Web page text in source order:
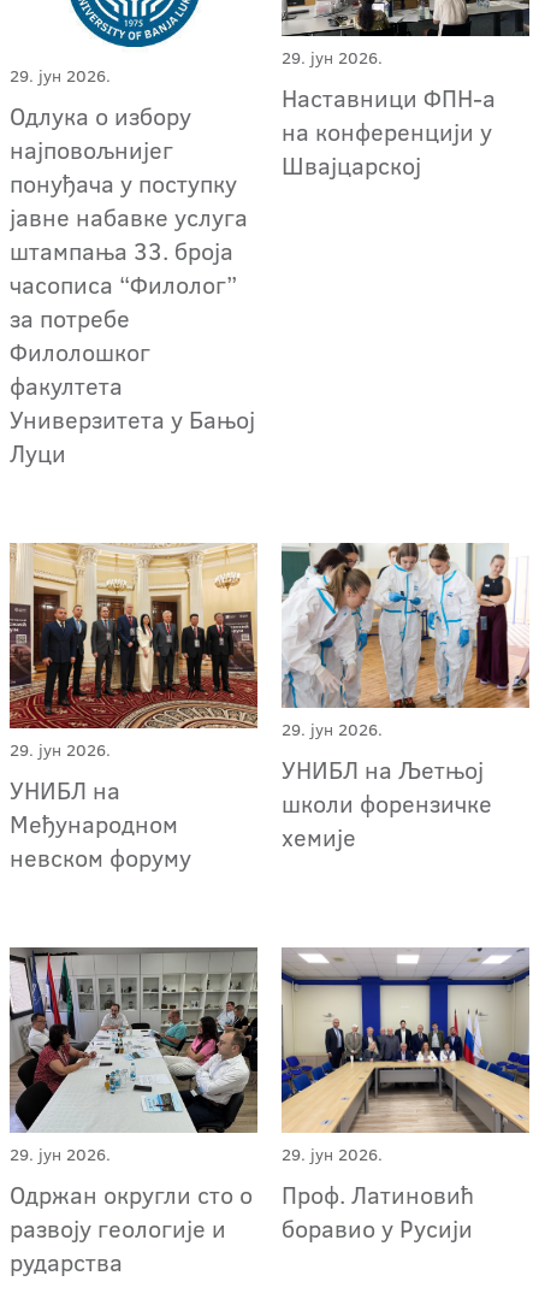
29. јун 2026.
Одлука о избору
најповољнијег
понуђача у поступку
јавне набавке услуга
штампања 33. броја
часописа “Филолог”
за потребе
Филолошког
факултета
Универзитета у Бањој
Луци
29. јун 2026.
Наставници ФПН-а
на конференцији у
Швајцарској
29. јун 2026.
УНИБЛ на
Међународном
невском форуму
29. јун 2026.
УНИБЛ на Љетњој
школи форензичке
хемије
29. јун 2026.
Одржан округли сто о
развоју геологије и
рударства
29. јун 2026.
Проф. Латиновић
боравио у Русији